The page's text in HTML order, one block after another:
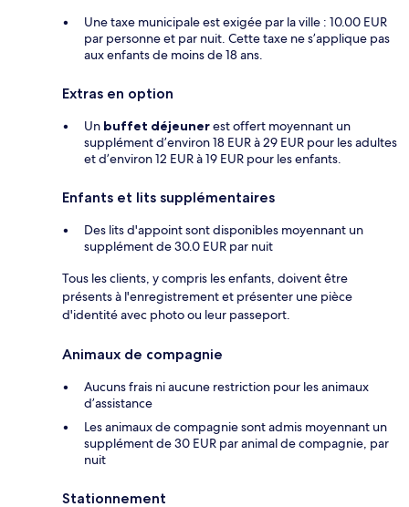
Une taxe municipale est exigée par la ville : 10.00 EUR
par personne et par nuit. Cette taxe ne s’applique pas
aux enfants de moins de 18 ans.
Extras en option
Un buffet déjeunerest offert moyennant un
supplément d’environ 18 EUR à 29 EUR pour les adultes
et d’environ 12 EUR à 19 EUR pour les enfants.
Enfants et lits supplémentaires
Des lits d'appoint sont disponibles moyennant un
supplément de 30.0 EUR par nuit
Tous les clients, y compris les enfants, doivent être
présents à l'enregistrement et présenter une pièce
d'identité avec photo ou leur passeport.
Animaux de compagnie
Aucuns frais ni aucune restriction pour les animaux
d’assistance
Les animaux de compagnie sont admis moyennant un
supplément de 30 EUR par animal de compagnie, par
nuit
Stationnement